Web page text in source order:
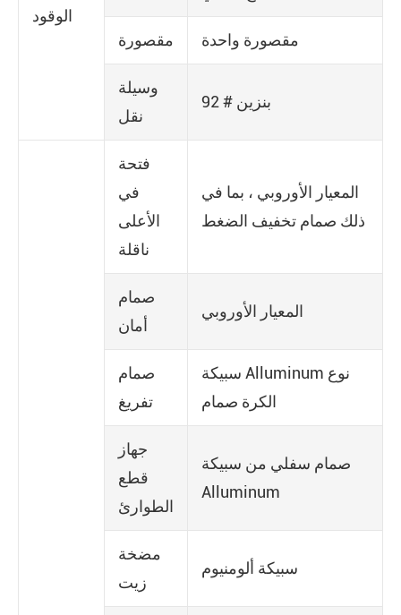
الوقود
مقصورة مقصورة واحدة
وسيلة
نقل
92 # بنزين
فتحة
في
الأعلى
ناقلة
المعيار الأوروبي ، بما في
ذلك صمام تخفيف الضغط
صمام
أمان
المعيار الأوروبي
صمام
تفريغ
سبيكة Alluminum نوع
الكرة صمام
جهاز
قطع
الطوارئ
صمام سفلي من سبيكة
Alluminum
مضخة
زيت
سبيكة ألومنيوم